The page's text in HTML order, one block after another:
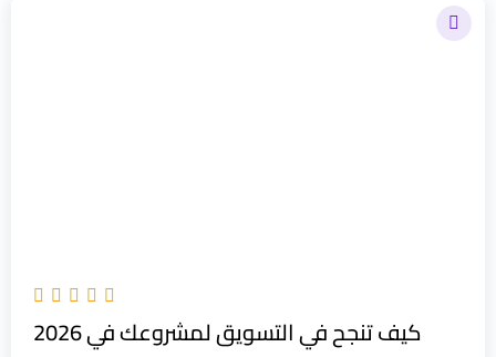
كيف تنجح في التسويق لمشروعك في 2026